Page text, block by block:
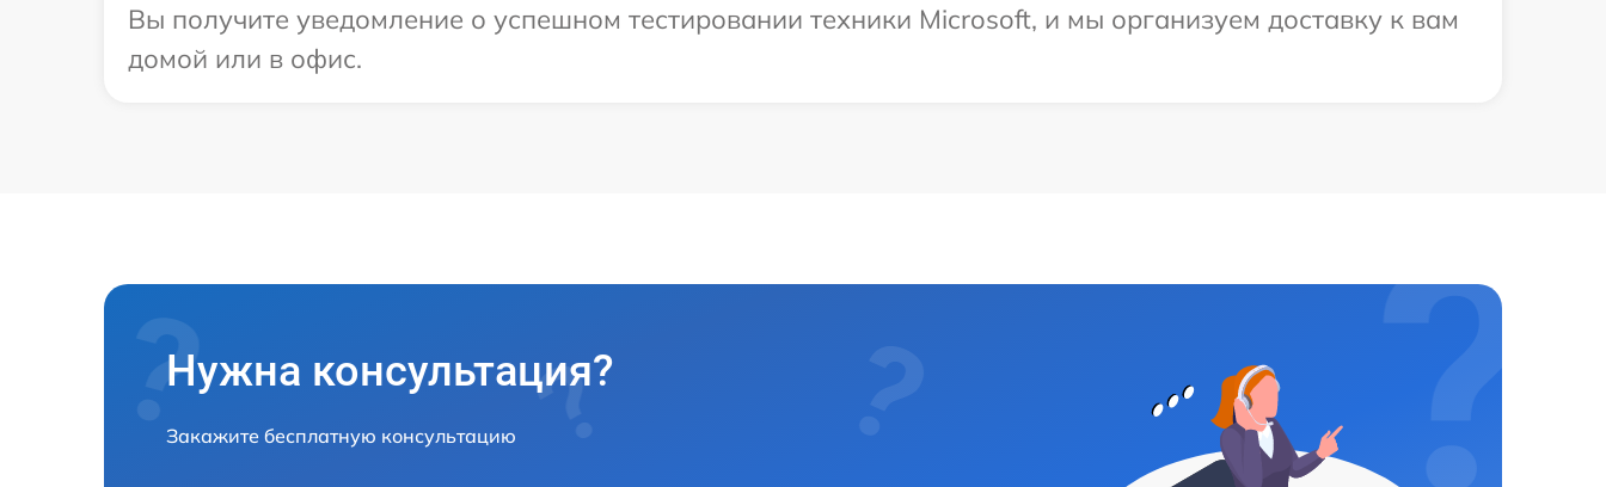
Вы получите уведомление о успешном тестировании техники Microsoft, и мы организуем доставку к вам
домой или в офис.
Нужна консультация?
Закажите бесплатную консультацию